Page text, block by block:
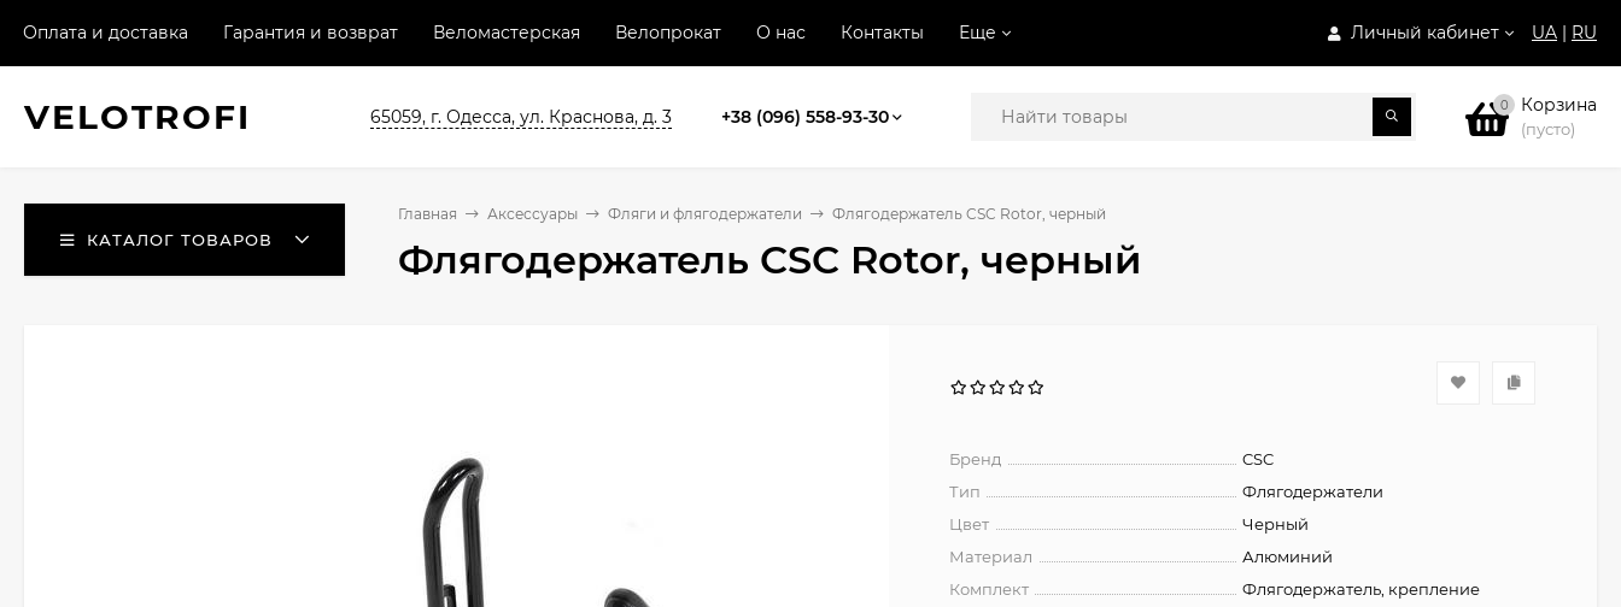
Личный кабинет UA | RU
Оплата и доставка Гарантия и возврат Веломастерская Велопрокат О нас Контакты Еще
VELOTROFI 65059, г. Одесса, ул. Краснова, д. 3 +38 (096) 558-93-30 0 Корзина
(пусто)
КАТАЛОГ ТОВАРОВ
Главная Аксессуары Фляги и флягодержатели Флягодержатель CSC Rotor, черный
Флягодержатель CSC Rotor, черный
Бренд
CSC
Тип
Флягодержатели
Цвет
Черный
Материал
Алюминий
Комплект
Флягодержатель, крепление